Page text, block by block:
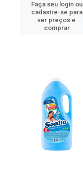
Faça seu login ou
cadastre-se para
ver preços e
comprar